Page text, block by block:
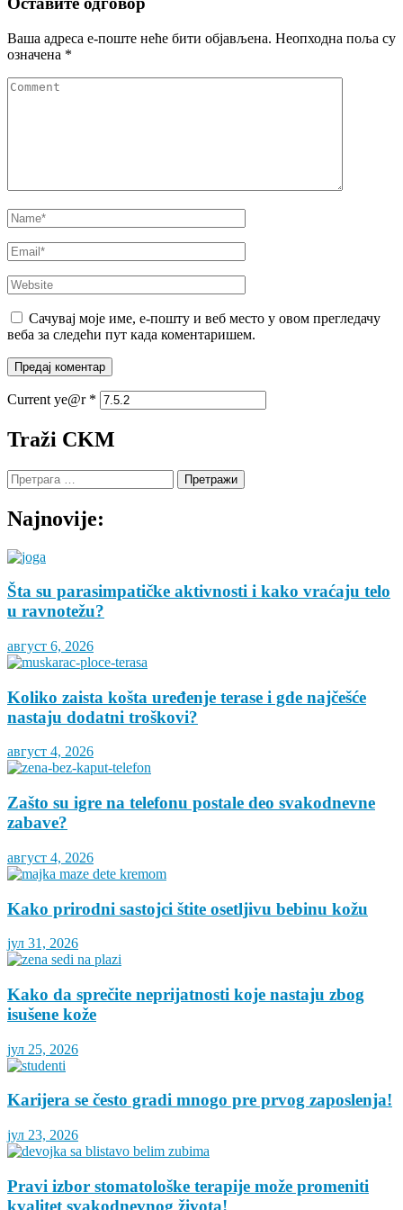
Ваша адреса е-поште неће бити објављена. Неопходна поља су
означена *
Comment
Name*
Email*
Website
Сачувај моје име, е-пошту и веб место у овом прегледачу
веба за следећи пут када коментаришем.
Current ye@r *
Traži CKM
Претрага
за:
Najnovije:
Šta su parasimpatičke aktivnosti i kako vraćaju telo
u ravnotežu?
август 6, 2026
Koliko zaista košta uređenje terase i gde najčešće
nastaju dodatni troškovi?
август 4, 2026
Zašto su igre na telefonu postale deo svakodnevne
zabave?
август 4, 2026
Kako prirodni sastojci štite osetljivu bebinu kožu
јул 31, 2026
Kako da sprečite neprijatnosti koje nastaju zbog
isušene kože
јул 25, 2026
Karijera se često gradi mnogo pre prvog zaposlenja!
јул 23, 2026
Pravi izbor stomatološke terapije može promeniti
kvalitet svakodnevnog života!